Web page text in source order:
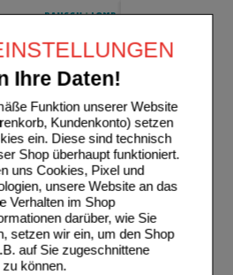
Ihre Daten!
Funktion unserer Website
Kundenkonto) setzen
ein. Diese sind technisch
Shop überhaupt funktioniert.
uns Cookies, Pixel und
unsere Website an das
Verhalten im Shop
darüber, wie Sie
setzen wir ein, um den Shop
auf Sie zugeschnittene
können.